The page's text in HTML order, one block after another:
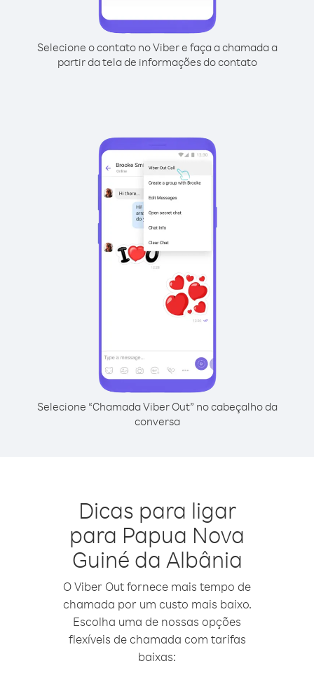
Selecione o contato no Viber e faça a chamada a
partir da tela de informações do contato
Selecione “Chamada Viber Out” no cabeçalho da
conversa
Dicas para ligar
para Papua Nova
Guiné da Albânia
O Viber Out fornece mais tempo de
chamada por um custo mais baixo.
Escolha uma de nossas opções
flexíveis de chamada com tarifas
baixas: